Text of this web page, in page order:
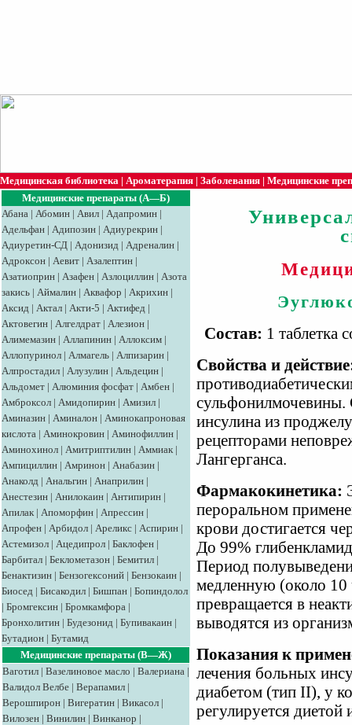
Медицинская библиотека | Ароматерапия | Заболевания | Медицинские
Медицинские препараты (А—Б)
Абана | Абомин | Авил | Адапромин |
Адельфан | Адипозин | Адиурекрин |
Адиуретин-СД | Адонизид | Адреналин |
Адроксон | Аевит | Азалептин |
Азатиоприн | Азафен | Азлоциллин | Азота
закись | Аймалин | Аквафор | Акрихин |
Аксид | Aктaл | Акти-5 | Актифед |
Актовегин | Алгелдрат | Алезион |
Алимемазин | Аллапинин | Аллоксим |
Аллопуринол | Алмагель | Алпизарин |
Алпростадил | Алузулин | Альдецин |
Альдомет | Алюминия фосфат | Амбен |
Амброксол | Амидопирин | Амизил |
Аминазин | Аминалон | Аминокапроновая
кислота | Аминокровин | Аминофиллин |
Аминохинол | Амитриптилин | Аммиак |
Ампициллин | Амринон | Анабазин |
Анаколд | Анальгин | Анаприлин |
Анестезин | Анилокаин | Антипирин |
Апилак | Апоморфин | Апрессин |
Апрофен | Арбидол | Ареликс | Аспирин |
Астемизол | Ацедипрол | Баклофен |
Барбитал | Беклометазон | Бемитил |
Бенактизин | Бензогексоний | Бензокаин |
Биосед | Бисакодил | Бишпан | Бопиндолол
| Бромгексин | Бромкамфора |
Бронхолитин | Будезонид | Бупивакаин |
Бутадион | Бутамид
Медицинские препараты (В—Ж)
Ваготил | Вазелиновое масло | Валериана |
Валидол Велбе | Верапамил |
Верошпирон | Вигератин | Викасол |
Вилозен | Винилин | Винканор |
Состав: 1 таблетка
Свойства и
инсулина из
рецепторами
Лангерганса.
Фармакокинетика:
пероральном
крови достигается
До 99%
Период
медленную (около 10
превращается в
выводятся из
Показания к
лечения больных
диабетом (тип II), у
регулируется